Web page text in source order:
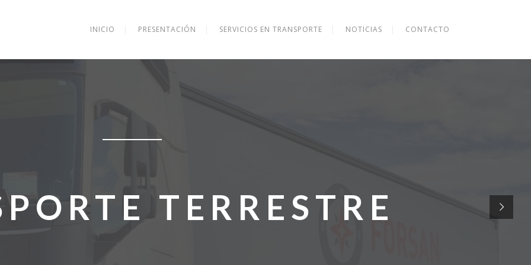
INICIO PRESENTACIÓN SERVICIOS EN TRANSPORTE NOTICIAS CONTACTO
TERRESTRE